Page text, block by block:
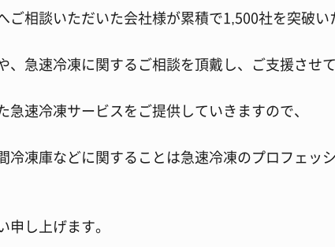
ご相談いただいた会社様が累積で1,500社を突破
、急速冷凍に関するご相談を頂戴し、ご支援させ
速冷凍サービスをご提供していきますので、
冷凍庫などに関することは急速冷凍のプロフェッ
し上げます。